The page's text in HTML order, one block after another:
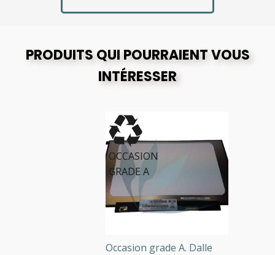
PRODUITS QUI POURRAIENT VOUS
INTÉRESSER
OCCASION
GRADE A
Occasion grade A. Dalle